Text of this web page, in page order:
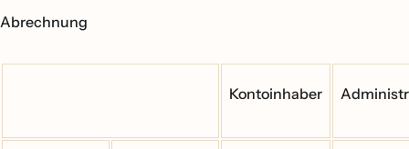
Abrechnung
Kontoinhaber